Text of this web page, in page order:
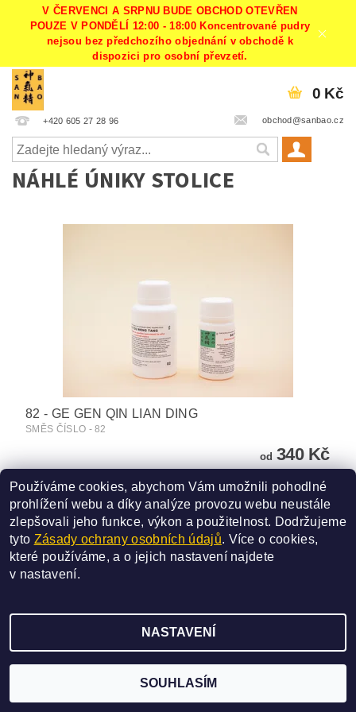
V ČERVENCI A SRPNU BUDE OBCHOD OTEVŘEN
POUZE V PONDĚLÍ 12:00 - 18:00 Koncentrované pudry
nejsou bez předchozího objednání v obchodě k
dispozici pro osobní převzetí.
+420 605 27 28 96 obchod@sanbao.cz
0 Kč
NÁHLÉ ÚNIKY STOLICE
82 - GE GEN QIN LIAN DING
SMĚS ČÍSLO - 82
od340 Kč
DETAIL
Vytvořil Shoptet
Používáme cookies, abychom Vám umožnili pohodlné
prohlížení webu a díky analýze provozu webu neustále
zlepšovali jeho funkce, výkon a použitelnost. Dodržujeme
tyto Zásady ochrany osobních údajů. Více o cookies,
které používáme, a o jejich nastavení najdete
v nastavení.
NASTAVENÍ
SOUHLASÍM